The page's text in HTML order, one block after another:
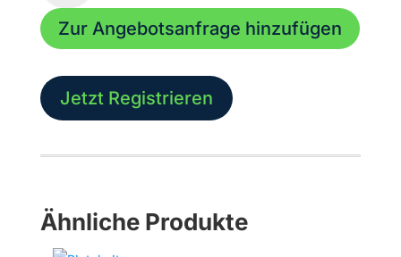
8
MengeZur Angebotsanfrage hinzufügen
Jetzt Registrieren
Ähnliche Produkte